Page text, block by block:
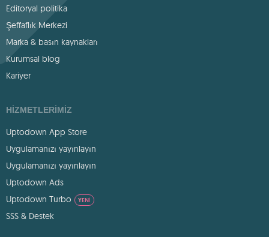
Editoryal politika
Şeffaflık Merkezi
Marka & basın kaynakları
Kurumsal blog
Kariyer
HIZMETLERIMIZ
Uptodown App Store
Uygulamanızı yayınlayın
Uygulamanızı yayınlayın
Uptodown Ads
Uptodown Turbo
YENI
SSS & Destek